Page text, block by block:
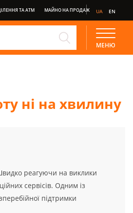
ТА АТМ МАЙНО НА ПРОДАЖ UA EN
ДЕПОЗИТ СТАНДАРТ
МЕНЮ
ні на хвилину
реагуючи на виклики
сервісів. Одним із
підтримки